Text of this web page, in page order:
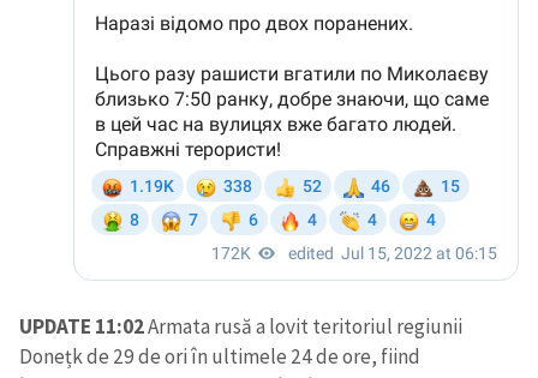
UPDATE 11:02Armata rusă a lovit teritoriul regiunii
Donețk de 29 de ori în ultimele 24 de ore, fiind